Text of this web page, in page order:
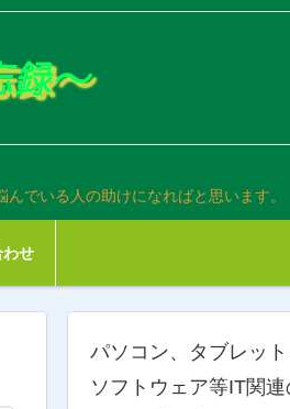
でいる人の助けになればと思います。
わせ
パソコン、タブレット
ソフトウェア等IT関